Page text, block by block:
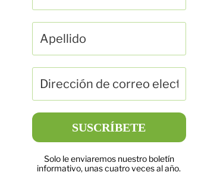
Solo le enviaremos nuestro boletín
informativo, unas cuatro veces al año.